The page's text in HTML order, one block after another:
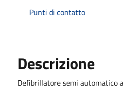
Punti di contatto
Descrizione
Defibrillatore semi automatico